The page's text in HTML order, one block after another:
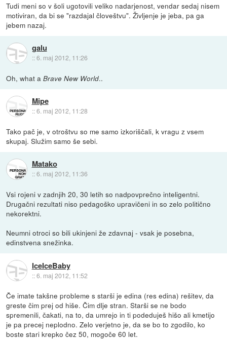
Tudi meni so v šoli ugotovili veliko nadarjenost, vendar sedaj nisem
motiviran, da bi se "razdajal človeštvu". Življenje je jeba, pa ga
jebem nazaj.
galu
::6. maj 2012, 11:26
Oh, what aBrave New World..
Mipe
::6. maj 2012, 11:28
Tako pač je, v otroštvu so me samo izkoriščali, k vragu z vsem
skupaj. Služim samo še sebi.
Matako
::6. maj 2012, 11:36
Vsi rojeni v zadnjih 20, 30 letih so nadpovprečno inteligentni.
Drugačni rezultati niso pedagoško upravičeni in so zelo politično
nekorektni.
Neumni otroci so bili ukinjeni že zdavnaj - vsak je posebna,
edinstvena snežinka.
IceIceBaby
::6. maj 2012, 11:52
Če imate takšne probleme s starši je edina (res edina) rešitev, da
greste čim prej od hiše. Čim dlje stran. Starši se ne bodo
spremenili, čakati, na to, da umrejo in ti podeduješ hišo ali kmetijo
je pa precej neplodno. Zelo verjetno je, da se bo to zgodilo, ko
boste stari krepko čez 50, mogoče 60 let.